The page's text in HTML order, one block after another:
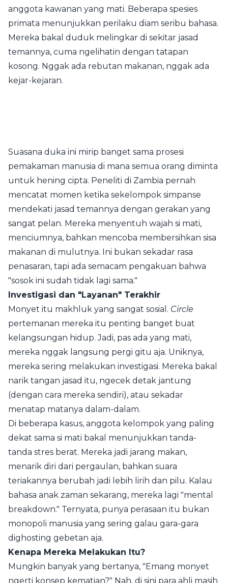
anggota kawanan yang mati. Beberapa spesies
primata menunjukkan perilaku diam seribu bahasa.
Mereka bakal duduk melingkar di sekitar jasad
temannya, cuma ngelihatin dengan tatapan
kosong. Nggak ada rebutan makanan, nggak ada
kejar-kejaran.
Suasana duka ini mirip banget sama prosesi
pemakaman manusia di mana semua orang diminta
untuk hening cipta. Peneliti di Zambia pernah
mencatat momen ketika sekelompok simpanse
mendekati jasad temannya dengan gerakan yang
sangat pelan. Mereka menyentuh wajah si mati,
menciumnya, bahkan mencoba membersihkan sisa
makanan di mulutnya. Ini bukan sekadar rasa
penasaran, tapi ada semacam pengakuan bahwa
"sosok ini sudah tidak lagi sama."
Investigasi dan "Layanan" Terakhir
Monyet itu makhluk yang sangat sosial. Circle
pertemanan mereka itu penting banget buat
kelangsungan hidup. Jadi, pas ada yang mati,
mereka nggak langsung pergi gitu aja. Uniknya,
mereka sering melakukan investigasi. Mereka bakal
narik tangan jasad itu, ngecek detak jantung
(dengan cara mereka sendiri), atau sekadar
menatap matanya dalam-dalam.
Di beberapa kasus, anggota kelompok yang paling
dekat sama si mati bakal menunjukkan tanda-
tanda stres berat. Mereka jadi jarang makan,
menarik diri dari pergaulan, bahkan suara
teriakannya berubah jadi lebih lirih dan pilu. Kalau
bahasa anak zaman sekarang, mereka lagi "mental
breakdown." Ternyata, punya perasaan itu bukan
monopoli manusia yang sering galau gara-gara
dighosting gebetan aja.
Kenapa Mereka Melakukan Itu?
Mungkin banyak yang bertanya, "Emang monyet
ngerti konsep kematian?" Nah, di sini para ahli masih